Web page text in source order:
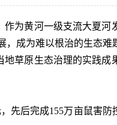
为黄河一级支流大夏河
成为难以根治的生态难
草原生态治理的实践成
先后完成155万亩鼠害防